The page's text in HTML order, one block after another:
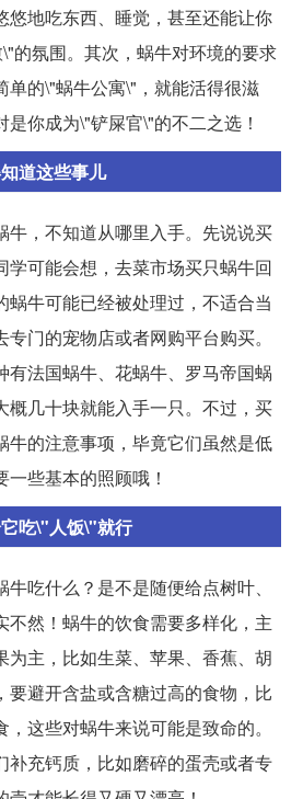
悠地吃东西、睡觉，甚至还能让你
的氛围。其次，蜗牛对环境的要求
单的\"蜗牛公寓\"，就能活得很滋
你成为\"铲屎官\"的不二之选！
道这些事儿
牛，不知道从哪里入手。先说说买
学可能会想，去菜市场买只蜗牛回
蜗牛可能已经被处理过，不适合当
门的宠物店或者网购平台购买。
有法国蜗牛、花蜗牛、罗马帝国蜗
概几十块就能入手一只。不过，买
牛的注意事项，毕竟它们虽然是低
些基本的照顾哦！
吃\"人饭\"就行
吃什么？是不是随便给点树叶、
不然！蜗牛的饮食需要多样化，主
为主，比如生菜、苹果、香蕉、胡
要避开含盐或含糖过高的食物，比
这些对蜗牛来说可能是致命的。
补充钙质，比如磨碎的蛋壳或者专